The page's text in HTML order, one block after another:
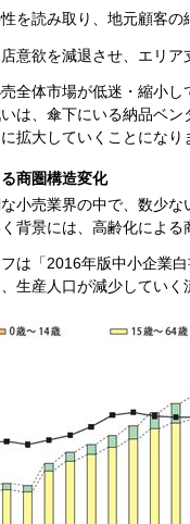
性を読み取り、地元顧客
店意欲を減退させ、エリ
全体市場が低迷・縮小
は、傘下にいる納品ベ
拡大していくことになり
商圏構造変化
小売業界の中で、数少
背景には、高齢化による
は「2016年版中小企業
生産人口が減少していく